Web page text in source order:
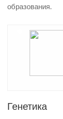
образования.
Генетика